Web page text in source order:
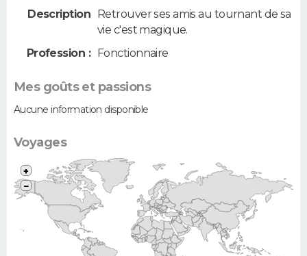
Description Retrouver ses amis au tournant de sa
vie c'est magique.
Profession :
Fonctionnaire
Mes goûts et passions
Aucune information disponible
Voyages
+
−